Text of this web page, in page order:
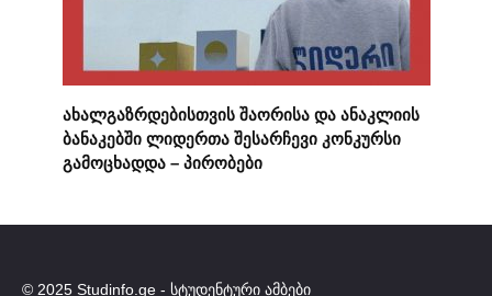
ახალგაზრდებისთვის შაორისა და ანაკლიის
ბანაკებში ლიდერთა შესარჩევი კონკურსი
გამოცხადდა – პირობები
© 2025 Studinfo.ge - სტუდენტური ამბები